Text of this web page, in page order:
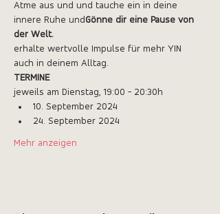
Atme aus und und tauche ein in deine
innere Ruhe undGönne dir eine Pause von
der Welt.
erhalte wertvolle Impulse für mehr YIN
auch in deinem Alltag.
TERMINE
jeweils am Dienstag, 19:00 - 20:30h
10. September 2024
24. September 2024
Mehr anzeigen